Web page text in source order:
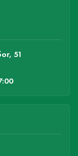
51